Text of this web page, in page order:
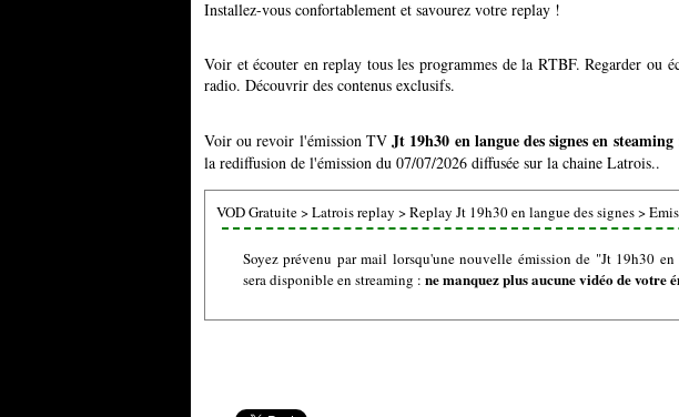
Installez-vous confortablement et savourez votre replay !
Voir et écouter en replay tous les programmes de la RTBF. Regarder ou
radio. Découvrir des contenus exclusifs.
Voir ou revoir l'émission TVJt 19h30 en langue des signes en steaming
la rediffusion de l'émission du 07/07/2026 diffusée sur la chaine Latrois..
VOD Gratuite>Latrois replay >Replay Jt 19h30 en langue des signes>
Soyez prévenu par mail lorsqu'une nouvelle émission de "Jt 19h30 en
sera disponible en streaming : ne manquez plus aucune vidéo de votre